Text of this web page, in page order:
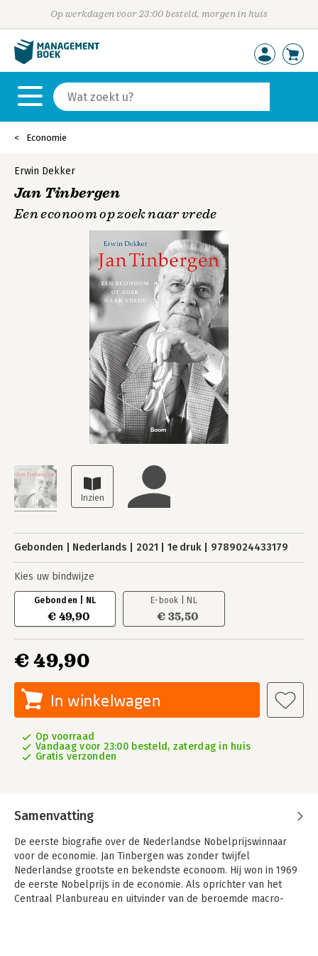
Op werkdagen voor 23:00 besteld, morgen in huis
Economie
Erwin Dekker
Jan Tinbergen
Een econoom op zoek naar vrede
Gebonden Nederlands 2021 1e druk 9789024433179
Kies uw bindwijze
Gebonden | NL
€ 49,90
E-book | NL
€ 35,50
€ 49,90
In winkelwagen
Op voorraad
Vandaag voor 23:00 besteld, zaterdag in huis
Gratis verzonden
Samenvatting
De eerste biografie over de Nederlandse Nobelprijswinnaar
voor de economie. Jan Tinbergen was zonder twijfel
Nederlandse grootste en bekendste econoom. Hij won in 1969
de eerste Nobelprijs in de economie. Als oprichter van het
Centraal Planbureau en uitvinder van de beroemde macro-